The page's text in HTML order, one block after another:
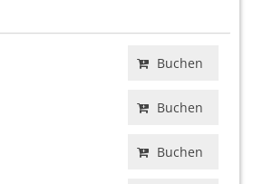
Buchen
Buchen
Buchen